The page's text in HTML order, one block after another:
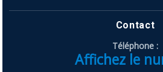
Contact
Téléphone :
Affichez le